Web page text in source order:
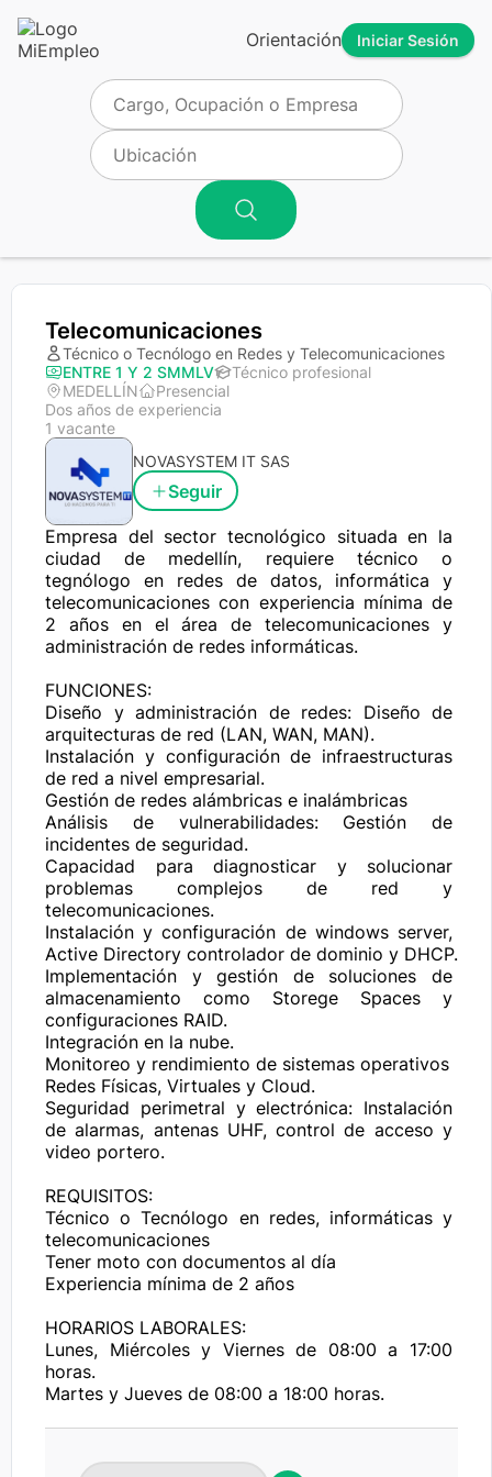
Orientación Iniciar Sesión
Telecomunicaciones
Técnico o Tecnólogo en Redes y Telecomunicaciones
ENTRE 1 Y 2 SMMLV
Técnico profesional
MEDELLÍN
Presencial
Dos años de experiencia
1 vacante
NOVASYSTEM IT SAS
Seguir
Empresa del sector tecnológico situada en la
ciudad de medellín, requiere técnico o
tegnólogo en redes de datos, informática y
telecomunicaciones con experiencia mínima de
2 años en el área de telecomunicaciones y
administración de redes informáticas.
FUNCIONES:
Diseño y administración de redes: Diseño de
arquitecturas de red (LAN, WAN, MAN).
Instalación y configuración de infraestructuras
de red a nivel empresarial.
Gestión de redes alámbricas e inalámbricas
Análisis de vulnerabilidades: Gestión de
incidentes de seguridad.
Capacidad para diagnosticar y solucionar
problemas complejos de red y
telecomunicaciones.
Instalación y configuración de windows server,
Active Directory controlador de dominio y DHCP.
Implementación y gestión de soluciones de
almacenamiento como Storege Spaces y
configuraciones RAID.
Integración en la nube.
Monitoreo y rendimiento de sistemas operativos
Redes Físicas, Virtuales y Cloud.
Seguridad perimetral y electrónica: Instalación
de alarmas, antenas UHF, control de acceso y
video portero.
REQUISITOS:
Técnico o Tecnólogo en redes, informáticas y
telecomunicaciones
Tener moto con documentos al día
Experiencia mínima de 2 años
HORARIOS LABORALES:
Lunes, Miércoles y Viernes de 08:00 a 17:00
horas.
Martes y Jueves de 08:00 a 18:00 horas.
Termino indefinido.